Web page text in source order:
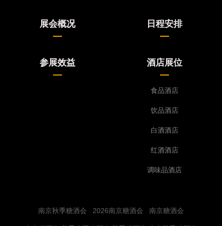
展会概况 日程安排
参展效益 酒店展位
食品酒店
饮品酒店
白酒酒店
红酒酒店
调味品酒店
南京秋季糖酒会 2026南京糖酒会 南京糖酒会